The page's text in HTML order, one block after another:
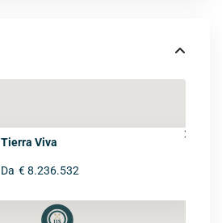
Tierra Viva
Da € 8.236.532